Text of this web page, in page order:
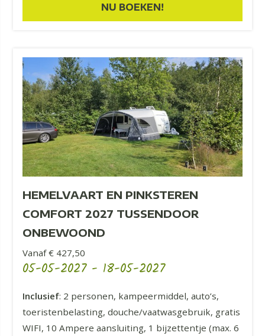
NU BOEKEN!
HEMELVAART EN PINKSTEREN
COMFORT 2027 TUSSENDOOR
ONBEWOOND
Vanaf € 427,50
05-05-2027 - 18-05-2027
Inclusief: 2 personen, kampeermiddel, auto’s,
toeristenbelasting, douche/vaatwasgebruik, gratis
WIFI, 10 Ampere aansluiting, 1 bijzettentje (max. 6